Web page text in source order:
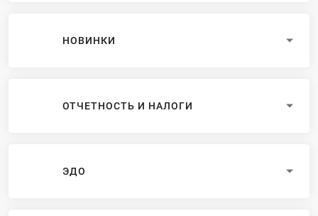
НОВИНКИ
ОТЧЕТНОСТЬ И НАЛОГИ
ЭДО